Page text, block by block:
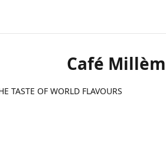
Café
TASTE OF WORLD FLAVOURS